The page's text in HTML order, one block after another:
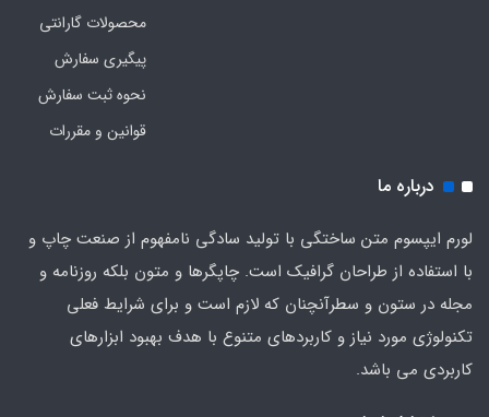
محصولات گارانتی
پیگیری سفارش
نحوه ثبت سفارش
قوانین و مقررات
درباره ما
لورم ایپسوم متن ساختگی با تولید سادگی نامفهوم از صنعت چاپ و
با استفاده از طراحان گرافیک است. چاپگرها و متون بلکه روزنامه و
مجله در ستون و سطرآنچنان که لازم است و برای شرایط فعلی
تکنولوژی مورد نیاز و کاربردهای متنوع با هدف بهبود ابزارهای
کاربردی می باشد.